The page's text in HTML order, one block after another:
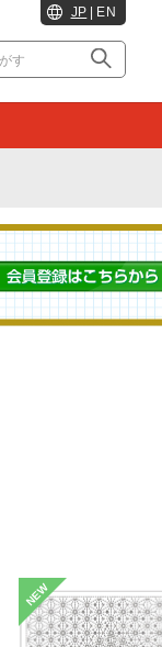
JP EN
NEW